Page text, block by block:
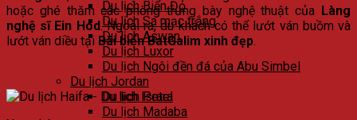
Du lịch Biển Đỏ
Du lịch Sa mạc trắng
Du lịch Aswan
Du lịch Luxor
Du lịch Ngôi đền đá của Abu Simbel
Du lịch Jordan
Du lịch Petra
Du lịch Madaba
hoặc ghé thăm các phòng trưng bày nghệ thuật của Làng
nghệ sĩ Ein Hod. Ngoài ra, du khách có thể lướt ván buồm và
lướt ván diều tại Bãi biển BatGalim xinh đẹp.